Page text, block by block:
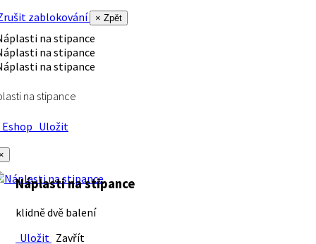
zablokování
× Zpět
na stipance
Uložit
Náplasti na stipance
klidně dvě balení
Uložit Zavřít